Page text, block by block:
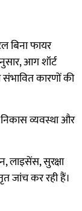
बिना फायर
आग शॉर्ट
कारणों की
व्यवस्था और
लाइसेंस, सुरक्षा
जांच कर रही हैं।